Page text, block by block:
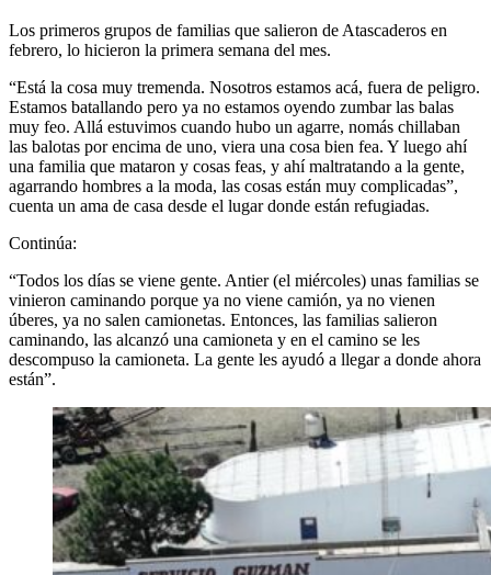
Los primeros grupos de familias que salieron de Atascaderos en
febrero, lo hicieron la primera semana del mes.
“Está la cosa muy tremenda. Nosotros estamos acá, fuera de peligro.
Estamos batallando pero ya no estamos oyendo zumbar las balas
muy feo. Allá estuvimos cuando hubo un agarre, nomás chillaban
las balotas por encima de uno, viera una cosa bien fea. Y luego ahí
una familia que mataron y cosas feas, y ahí maltratando a la gente,
agarrando hombres a la moda, las cosas están muy complicadas”,
cuenta un ama de casa desde el lugar donde están refugiadas.
Continúa:
“Todos los días se viene gente. Antier (el miércoles) unas familias se
vinieron caminando porque ya no viene camión, ya no vienen
úberes, ya no salen camionetas. Entonces, las familias salieron
caminando, las alcanzó una camioneta y en el camino se les
descompuso la camioneta. La gente les ayudó a llegar a donde ahora
están”.